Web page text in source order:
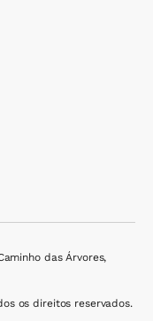
das Árvores,
os direitos reservados.